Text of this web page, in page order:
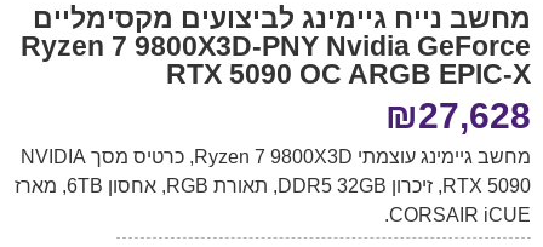
מחשב נייח גיימינג לביצועים מקסימליים
Ryzen 7 9800X3D-PNY Nvidia GeForce
RTX 5090 OC ARGB EPIC-X
₪27,628
מחשב גיימינג עוצמתי Ryzen 7 9800X3D, כרטיס מסך NVIDIA
RTX 5090, זיכרון DDR5 32GB, תאורת RGB, אחסון 6TB, מארז
CORSAIR iCUE.